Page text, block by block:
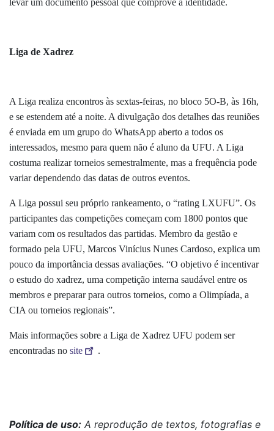
Liga de Xadrez
A Liga realiza encontros às sextas-feiras, no bloco 5O-B, às 16h,
e se estendem até a noite. A divulgação dos detalhes das reuniões
é enviada em um grupo do WhatsApp aberto a todos os
interessados, mesmo para quem não é aluno da UFU. A Liga
costuma realizar torneios semestralmente, mas a frequência pode
variar dependendo das datas de outros eventos.
A Liga possui seu próprio rankeamento, o “rating LXUFU”. Os
participantes das competições começam com 1800 pontos que
variam com os resultados das partidas. Membro da gestão e
formado pela UFU, Marcos Vinícius Nunes Cardoso, explica um
pouco da importância dessas avaliações. “O objetivo é incentivar
o estudo do xadrez, uma competição interna saudável entre os
membros e preparar para outros torneios, como a Olimpíada, a
CIA ou torneios regionais”.
Mais informações sobre a Liga de Xadrez UFU podem ser
encontradas no site .
Política de uso: A reprodução de textos, fotografias e